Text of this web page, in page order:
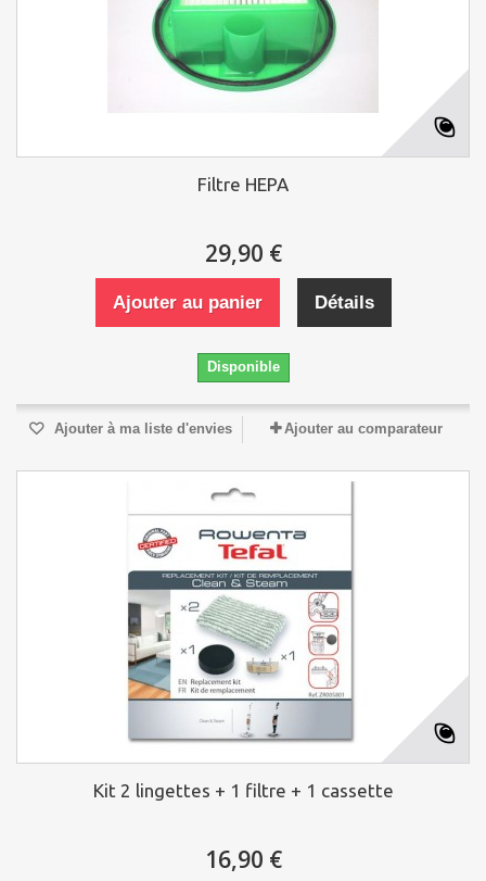
Filtre HEPA
29,90 €
Ajouter au panier Détails
Disponible
Ajouter à ma liste d'envies Ajouter au comparateur
Kit 2 lingettes + 1 filtre + 1 cassette
16,90 €